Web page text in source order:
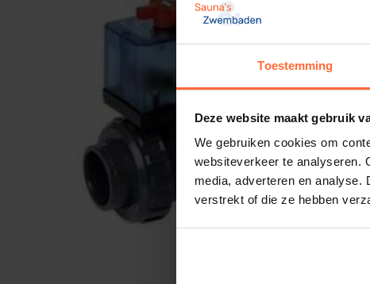
Toestemming
Deze website maakt gebruik
We gebruiken cookies om
websiteverkeer te analyseren.
media, adverteren en analyse.
verstrekt of die ze hebben